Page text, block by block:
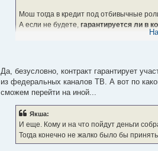
Мош тогда в кредит под отбивычные
А если не будете, гарантируется ли в
, или так, типа как получится, а
Да, безусловно, контракт гарантирует
из федеральных каналов ТВ. А вот по
сможем перейти на иной...
Якша:
И еще. Кому и на что пойдут деньги
Тогда конечно не жалко было бы